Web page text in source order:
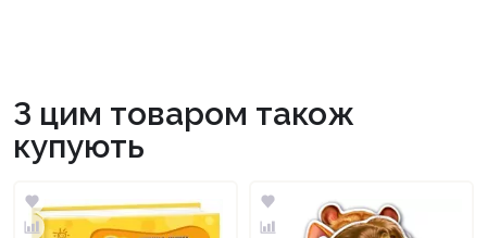
З цим товаром також
купують